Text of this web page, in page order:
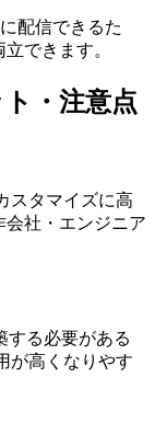
配信できるた
できます。
・注意点
スタマイズに高
会社・エンジニア
する必要がある
が高くなりやす